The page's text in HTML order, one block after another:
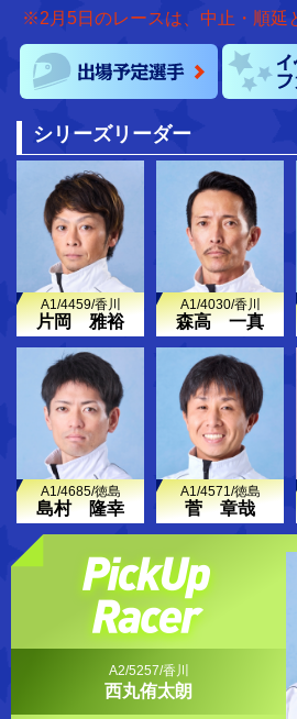
※2月5日のレースは、中止・順延
シリーズリーダー
A1/4459/香川
片岡 雅裕
A1/4030/香川
森高 一真
A1/4685/徳島
島村 隆幸
A1/4571/徳島
菅 章哉
A2/5257/香川
西丸侑太朗